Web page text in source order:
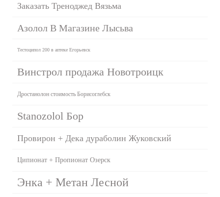
Заказать Треноджед Вязьма
Азолол В Магазине Лысьва
Тестоципол 200 в аптеке Егорьевск
Винстрол продажа Новотроицк
Дростанолон стоимость Борисоглебск
Stanozolol Бор
Провирон + Дека дураболин Жуковский
Ципионат + Пропионат Озерск
Энка + Метан Лесной